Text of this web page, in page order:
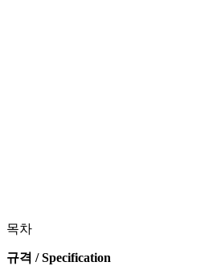
목차
규격 / Specification